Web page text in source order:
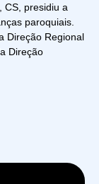
CS, presidiu a
paroquiais.
Direção Regional
Direção